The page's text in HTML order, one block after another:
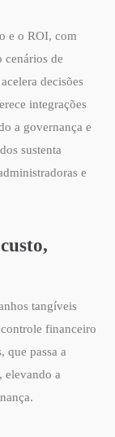
e o ROI, com
cenários de
decisões
integrações
a governança e
sustenta
e
tangíveis
financeiro
que passa a
elevando a